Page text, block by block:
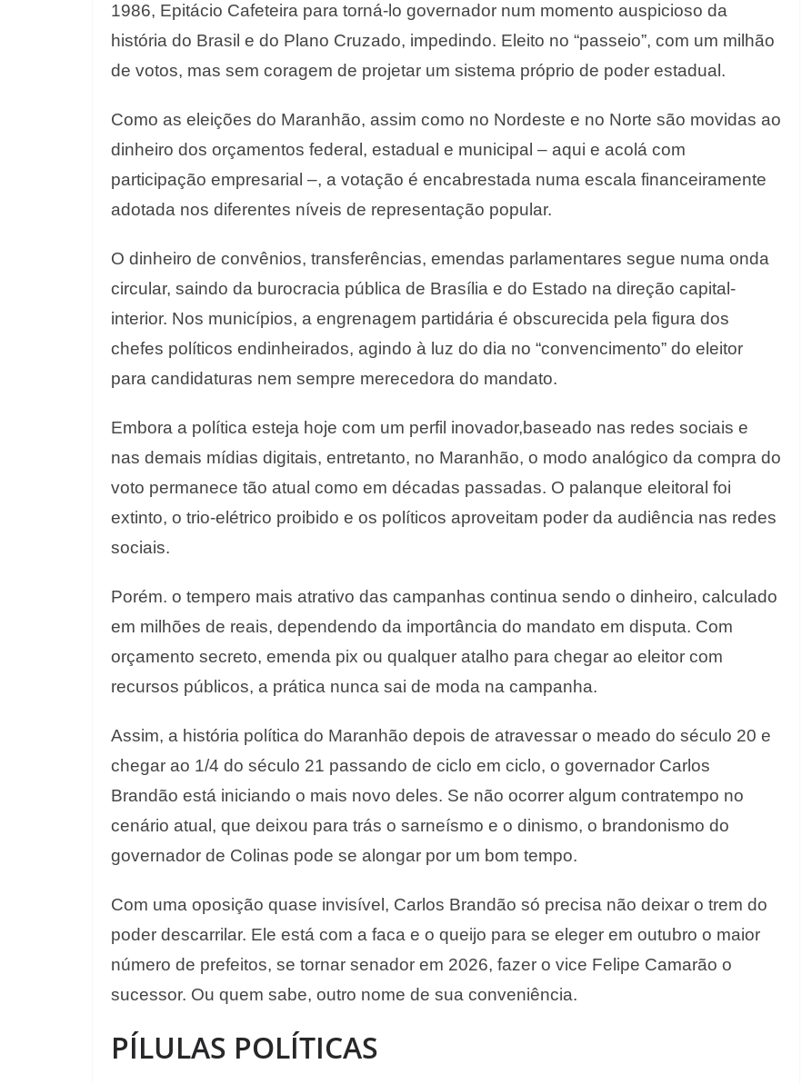
1986, Epitácio Cafeteira para torná-lo governador num momento auspicioso da
história do Brasil e do Plano Cruzado, impedindo. Eleito no “passeio”, com um milhão
de votos, mas sem coragem de projetar um sistema próprio de poder estadual.
Como as eleições do Maranhão, assim como no Nordeste e no Norte são movidas ao
dinheiro dos orçamentos federal, estadual e municipal – aqui e acolá com
participação empresarial –, a votação é encabrestada numa escala financeiramente
adotada nos diferentes níveis de representação popular.
O dinheiro de convênios, transferências, emendas parlamentares segue numa onda
circular, saindo da burocracia pública de Brasília e do Estado na direção capital-
interior. Nos municípios, a engrenagem partidária é obscurecida pela figura dos
chefes políticos endinheirados, agindo à luz do dia no “convencimento” do eleitor
para candidaturas nem sempre merecedora do mandato.
Embora a política esteja hoje com um perfil inovador,baseado nas redes sociais e
nas demais mídias digitais, entretanto, no Maranhão, o modo analógico da compra do
voto permanece tão atual como em décadas passadas. O palanque eleitoral foi
extinto, o trio-elétrico proibido e os políticos aproveitam poder da audiência nas redes
sociais.
Porém. o tempero mais atrativo das campanhas continua sendo o dinheiro, calculado
em milhões de reais, dependendo da importância do mandato em disputa. Com
orçamento secreto, emenda pix ou qualquer atalho para chegar ao eleitor com
recursos públicos, a prática nunca sai de moda na campanha.
Assim, a história política do Maranhão depois de atravessar o meado do século 20 e
chegar ao 1/4 do século 21 passando de ciclo em ciclo, o governador Carlos
Brandão está iniciando o mais novo deles. Se não ocorrer algum contratempo no
cenário atual, que deixou para trás o sarneísmo e o dinismo, o brandonismo do
governador de Colinas pode se alongar por um bom tempo.
Com uma oposição quase invisível, Carlos Brandão só precisa não deixar o trem do
poder descarrilar. Ele está com a faca e o queijo para se eleger em outubro o maior
número de prefeitos, se tornar senador em 2026, fazer o vice Felipe Camarão o
sucessor. Ou quem sabe, outro nome de sua conveniência.
PÍLULAS POLÍTICAS